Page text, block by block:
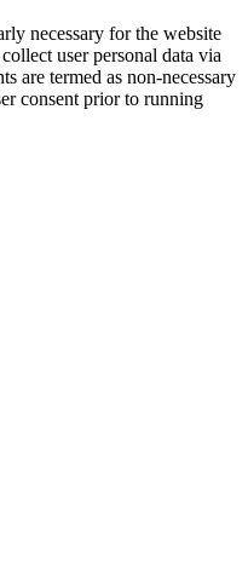
necessary for the website
user personal data via
are termed as non-necessary
consent prior to running